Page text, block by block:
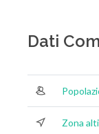
Dati
Zona